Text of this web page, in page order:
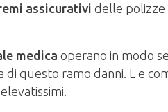
assicurativi delle polizze
medica operano in modo
questo ramo danni. L e